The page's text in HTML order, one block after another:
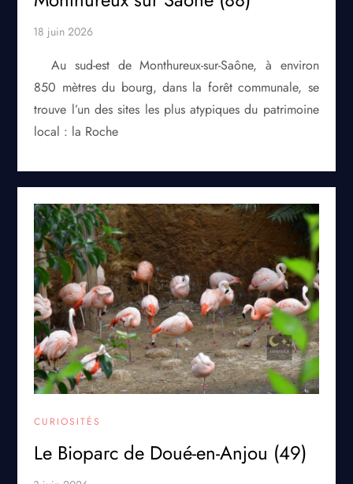
Au sud-est de Monthureux-sur-Saône, à environ
850 mètres du bourg, dans la forêt communale, se
trouve l’un des sites les plus atypiques du patrimoine
local : la Roche
CURIOSITÉS
Le Bioparc de Doué-en-Anjou (49)